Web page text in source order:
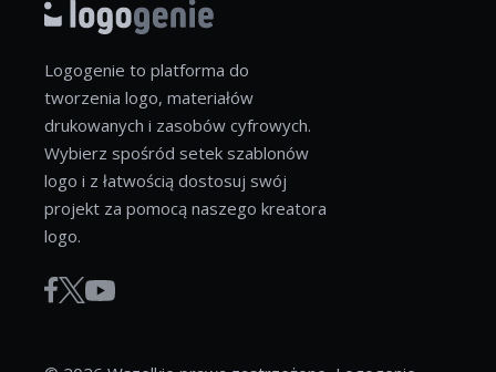
Logogenie to platforma do
tworzenia logo, materiałów
drukowanych i zasobów cyfrowych.
Wybierz spośród setek szablonów
logo i z łatwością dostosuj swój
projekt za pomocą naszego kreatora
logo.